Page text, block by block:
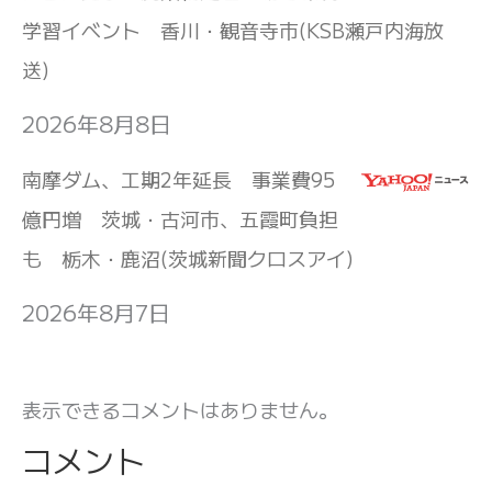
学習イベント 香川・観音寺市(KSB瀬戸内海放
送)
2026年8月8日
南摩ダム、工期2年延長 事業費95
億円増 茨城・古河市、五霞町負担
も 栃木・鹿沼(茨城新聞クロスアイ)
2026年8月7日
表示できるコメントはありません。
コメント